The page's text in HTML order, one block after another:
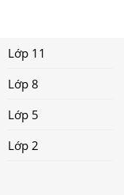
Lớp 11
Lớp 8
Lớp 5
Lớp 2